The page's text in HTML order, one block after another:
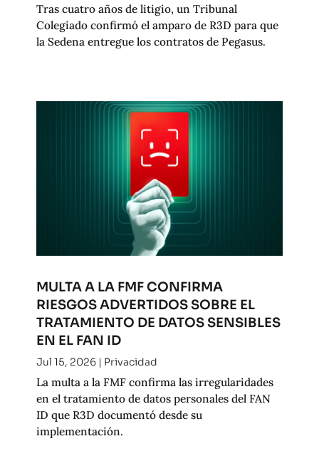
Tras cuatro años de litigio, un Tribunal
Colegiado confirmó el amparo de R3D para que
la Sedena entregue los contratos de Pegasus.
MULTA A LA FMF CONFIRMA
RIESGOS ADVERTIDOS SOBRE EL
TRATAMIENTO DE DATOS SENSIBLES
EN EL FAN ID
Jul 15, 2026| Privacidad
La multa a la FMF confirma las irregularidades
en el tratamiento de datos personales del FAN
ID que R3D documentó desde su
implementación.